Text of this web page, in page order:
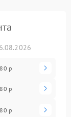
р
р
р